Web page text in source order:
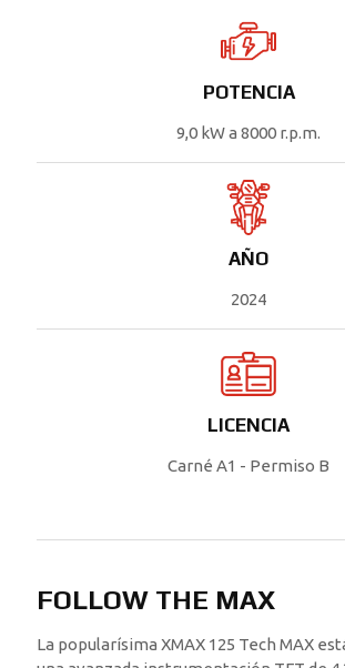
POTENCIA
9,0 kW a 8000 r.p.m.
AÑO
2024
LICENCIA
Carné A1 - Permiso B
FOLLOW THE MAX
La popularísima XMAX 125 Tech MAX